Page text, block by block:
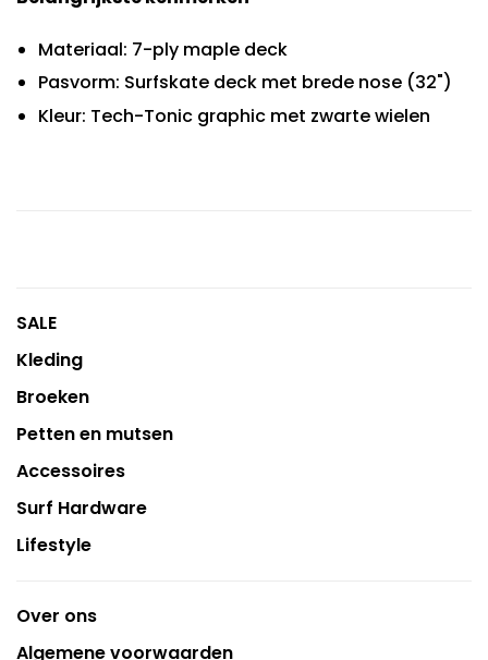
Materiaal: 7-ply maple deck
Pasvorm: Surfskate deck met brede nose (32")
Kleur: Tech-Tonic graphic met zwarte wielen
SALE
Kleding
Broeken
Petten en mutsen
Accessoires
Surf Hardware
Lifestyle
Over ons
Algemene voorwaarden